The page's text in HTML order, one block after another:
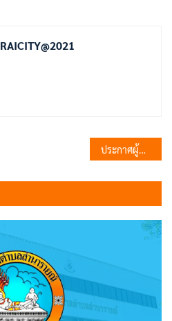
ประกาศผู้ชนะการเสนอราคาจ้างเหมาซ่อมแซมกล้องถ่ายภาพนิ่ง เลขรหัสพัสดุ 452 58 0014 โดยวิธีเฉพาะเจาะจง